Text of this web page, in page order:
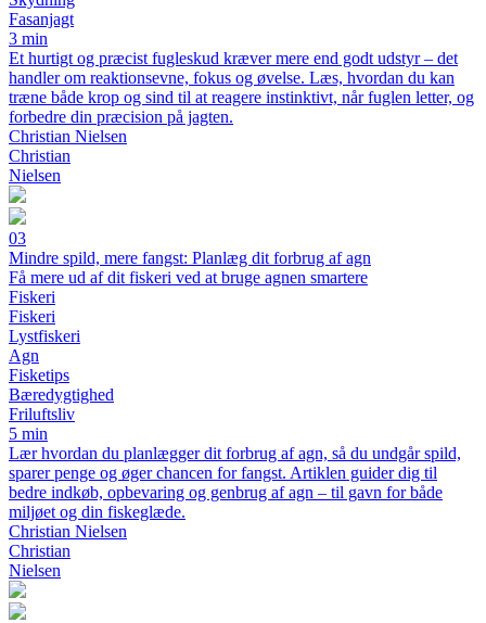
Fasanjagt
3 min
Et hurtigt og præcist fugleskud kræver mere end godt udstyr – det
handler om reaktionsevne, fokus og øvelse. Læs, hvordan du kan
træne både krop og sind til at reagere instinktivt, når fuglen letter, og
forbedre din præcision på jagten.
Christian Nielsen
Christian
Nielsen
03
Mindre spild, mere fangst: Planlæg dit forbrug af agn
Få mere ud af dit fiskeri ved at bruge agnen smartere
Fiskeri
Fiskeri
Lystfiskeri
Agn
Fisketips
Bæredygtighed
Friluftsliv
5 min
Lær hvordan du planlægger dit forbrug af agn, så du undgår spild,
sparer penge og øger chancen for fangst. Artiklen guider dig til
bedre indkøb, opbevaring og genbrug af agn – til gavn for både
miljøet og din fiskeglæde.
Christian Nielsen
Christian
Nielsen